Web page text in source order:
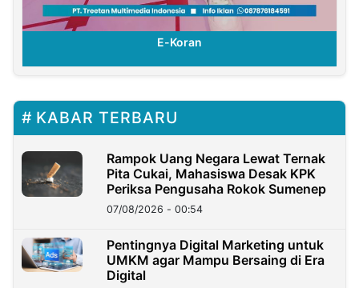
E-Koran
KABAR TERBARU
Rampok Uang Negara Lewat Ternak
Pita Cukai, Mahasiswa Desak KPK
Periksa Pengusaha Rokok Sumenep
07/08/2026 - 00:54
Pentingnya Digital Marketing untuk
UMKM agar Mampu Bersaing di Era
Digital